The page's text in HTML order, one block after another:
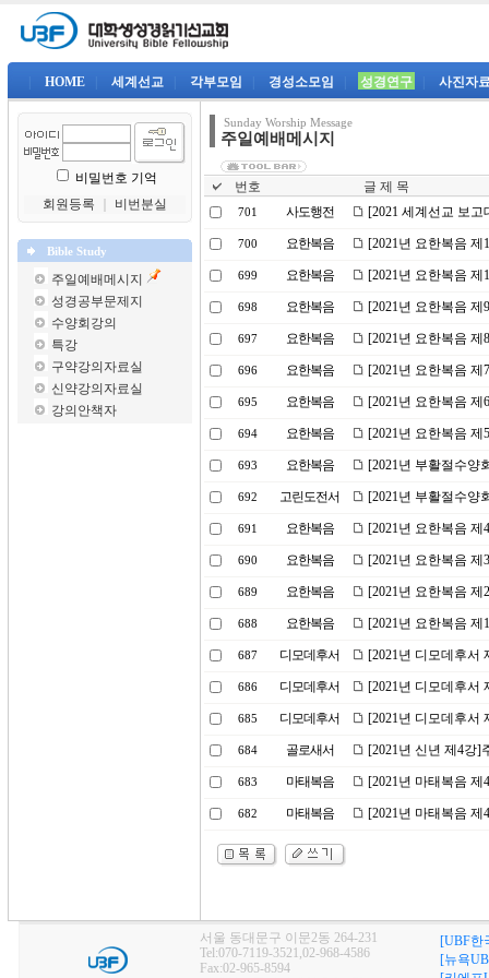
HOME 세계선교 각부모임 경성소모임 성경연구 사진자
비밀번호 기억
회원등록
비번분실
Bible Study
주일예배메시지
성경공부문제지
수양회강의
특강
구약강의자료실
신약강의자료실
강의안책자
Sunday Worship Message
주일예배메시지
번호 글 제 목
701 사도행전 [2021 세계선교 보
700 요한복음 [2021년 요한복음
699 요한복음 [2021년 요한복음
698 요한복음 [2021년 요한복음
697 요한복음 [2021년 요한복음
696 요한복음 [2021년 요한복음
695 요한복음 [2021년 요한복음
694 요한복음 [2021년 요한복음 제
693 요한복음 [2021년 부활절수양
692 고린도전서 [2021년 부활절수양
691 요한복음 [2021년 요한복음
690 요한복음 [2021년 요한복음
689 요한복음 [2021년 요한복음
688 요한복음 [2021년 요한복음
687 디모데후서 [2021년 디모데후서
686 디모데후서 [2021년 디모데후서
685 디모데후서 [2021년 디모데후서
684 골로새서 [2021년 신년 제4강]
683 마태복음 [2021년 마태복음
682 마태복음 [2021년 마태복음
서울 동대문구 이문2동 264-231
Tel:070-7119-3521,02-968-4586
Fax:02-965-8594
[UBF한
[뉴욕